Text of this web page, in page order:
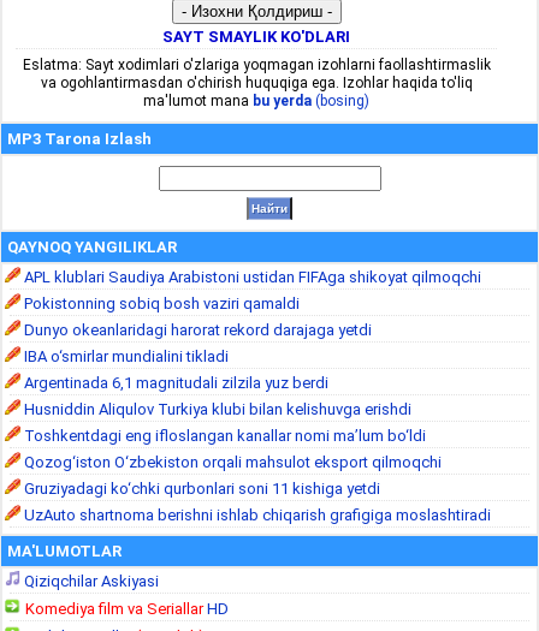
SAYT SMAYLIK KO'DLARI
Eslatma: Sayt xodimlari o'zlariga yoqmagan izohlarni faollashtirmaslik
va ogohlantirmasdan o'chirish huquqiga ega. Izohlar haqida to'liq
ma'lumot mana bu yerda (bosing)
MP3 Tarona Izlash
QAYNOQ YANGILIKLAR
APL klublari Saudiya Arabistoni ustidan FIFAga shikoyat qilmoqchi
Pokistonning sobiq bosh vaziri qamaldi
Dunyo okeanlaridagi harorat rekord darajaga yetdi
IBA o‘smirlar mundialini tikladi
Argentinada 6,1 magnitudali zilzila yuz berdi
Husniddin Aliqulov Turkiya klubi bilan kelishuvga erishdi
Toshkentdagi eng ifloslangan kanallar nomi ma’lum bo‘ldi
Qozog‘iston O‘zbekiston orqali mahsulot eksport qilmoqchi
Gruziyadagi ko‘chki qurbonlari soni 11 kishiga yetdi
UzAuto shartnoma berishni ishlab chiqarish grafigiga moslashtiradi
MA'LUMOTLAR
Qiziqchilar Askiyasi
Komediya film va SeriallarHD